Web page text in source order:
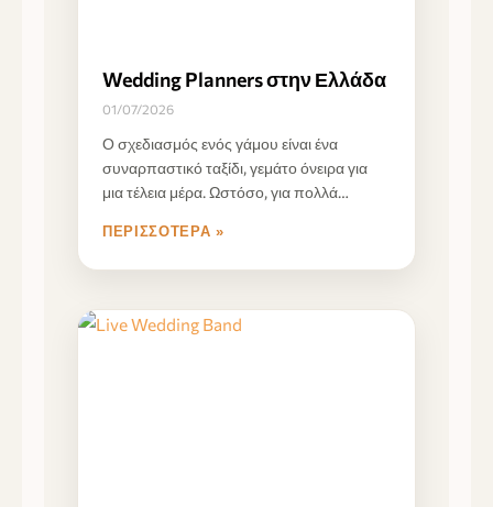
Wedding Planners στην Ελλάδα
01/07/2026
Ο σχεδιασμός ενός γάμου είναι ένα
συναρπαστικό ταξίδι, γεμάτο όνειρα για
μια τέλεια μέρα. Ωστόσο, για πολλά
ΠΕΡΙΣΣΌΤΕΡΑ »